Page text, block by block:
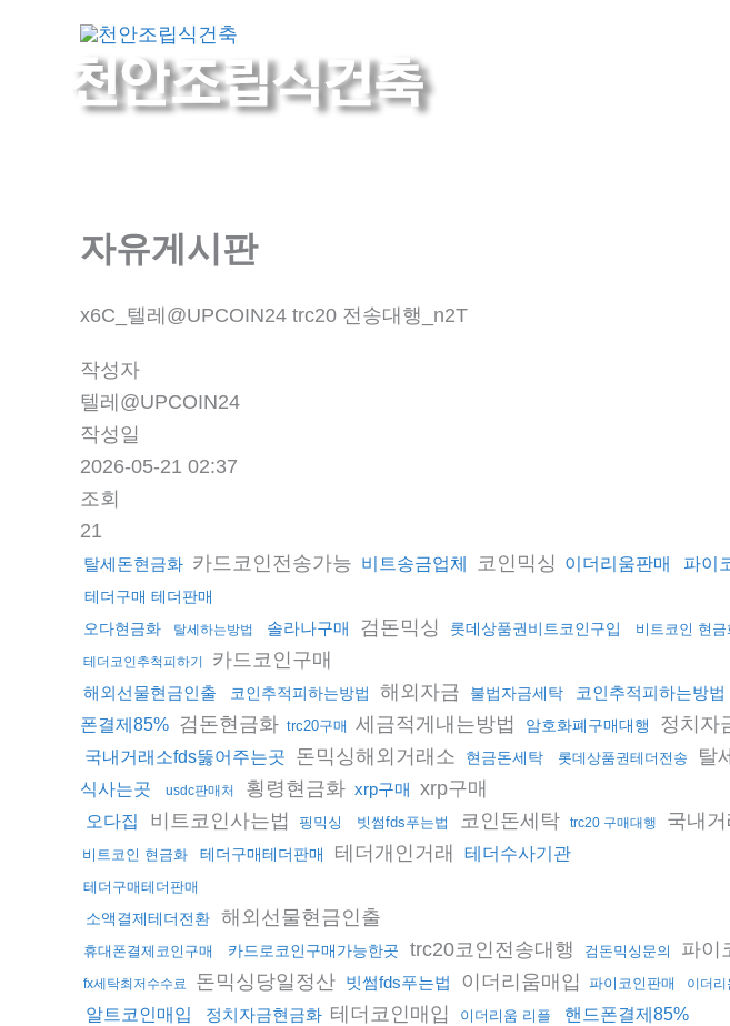
자유게시판
x6C_텔레@UPCOIN24 trc20 전송대행_n2T
작성자
텔레@UPCOIN24
작성일
2026-05-21 02:37
조회
21
탈세돈현금화 카드코인전송가능 비트송금업체 코인믹싱 이더리움판매 파이
테더구매 테더판매
오다현금화
탈세하는방법 솔라나구매 검돈믹싱 롯데상품권비트코인구입 비트코인 현금
테더코인추척피하기 카드코인구매
해외선물현금인출 코인추적피하는방법 해외자금 불법자금세탁 코인추적피하는방법
폰결제85% 검돈현금화 trc20구매 세금적게내는방법 암호화폐구매대행 정치자
국내거래소fds뚫어주는곳 돈믹싱해외거래소 현금돈세탁 롯데상품권테더전송 탈
식사는곳
usdc판매처 횡령현금화 xrp구매 xrp구매
오다집 비트코인사는법 핑믹싱 빗썸fds푸는법 코인돈세탁 trc20 구매대행 국내
비트코인 현금화 테더구매테더판매 테더개인거래 테더수사기관
테더구매테더판매
소액결제테더전환 해외선물현금인출
휴대폰결제코인구매 카드로코인구매가능한곳 trc20코인전송대행 검돈믹싱문의 파이
fx세탁최저수수료 돈믹싱당일정산 빗썸fds푸는법 이더리움매입 파이코인판매 이더리
알트코인매입 정치자금현금화 테더코인매입 이더리움 리플
핸드폰결제85%